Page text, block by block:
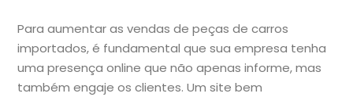
Para aumentar as vendas de peças de carros
importados, é fundamental que sua empresa tenha
uma presença online que não apenas informe, mas
também engaje os clientes. Um site bem